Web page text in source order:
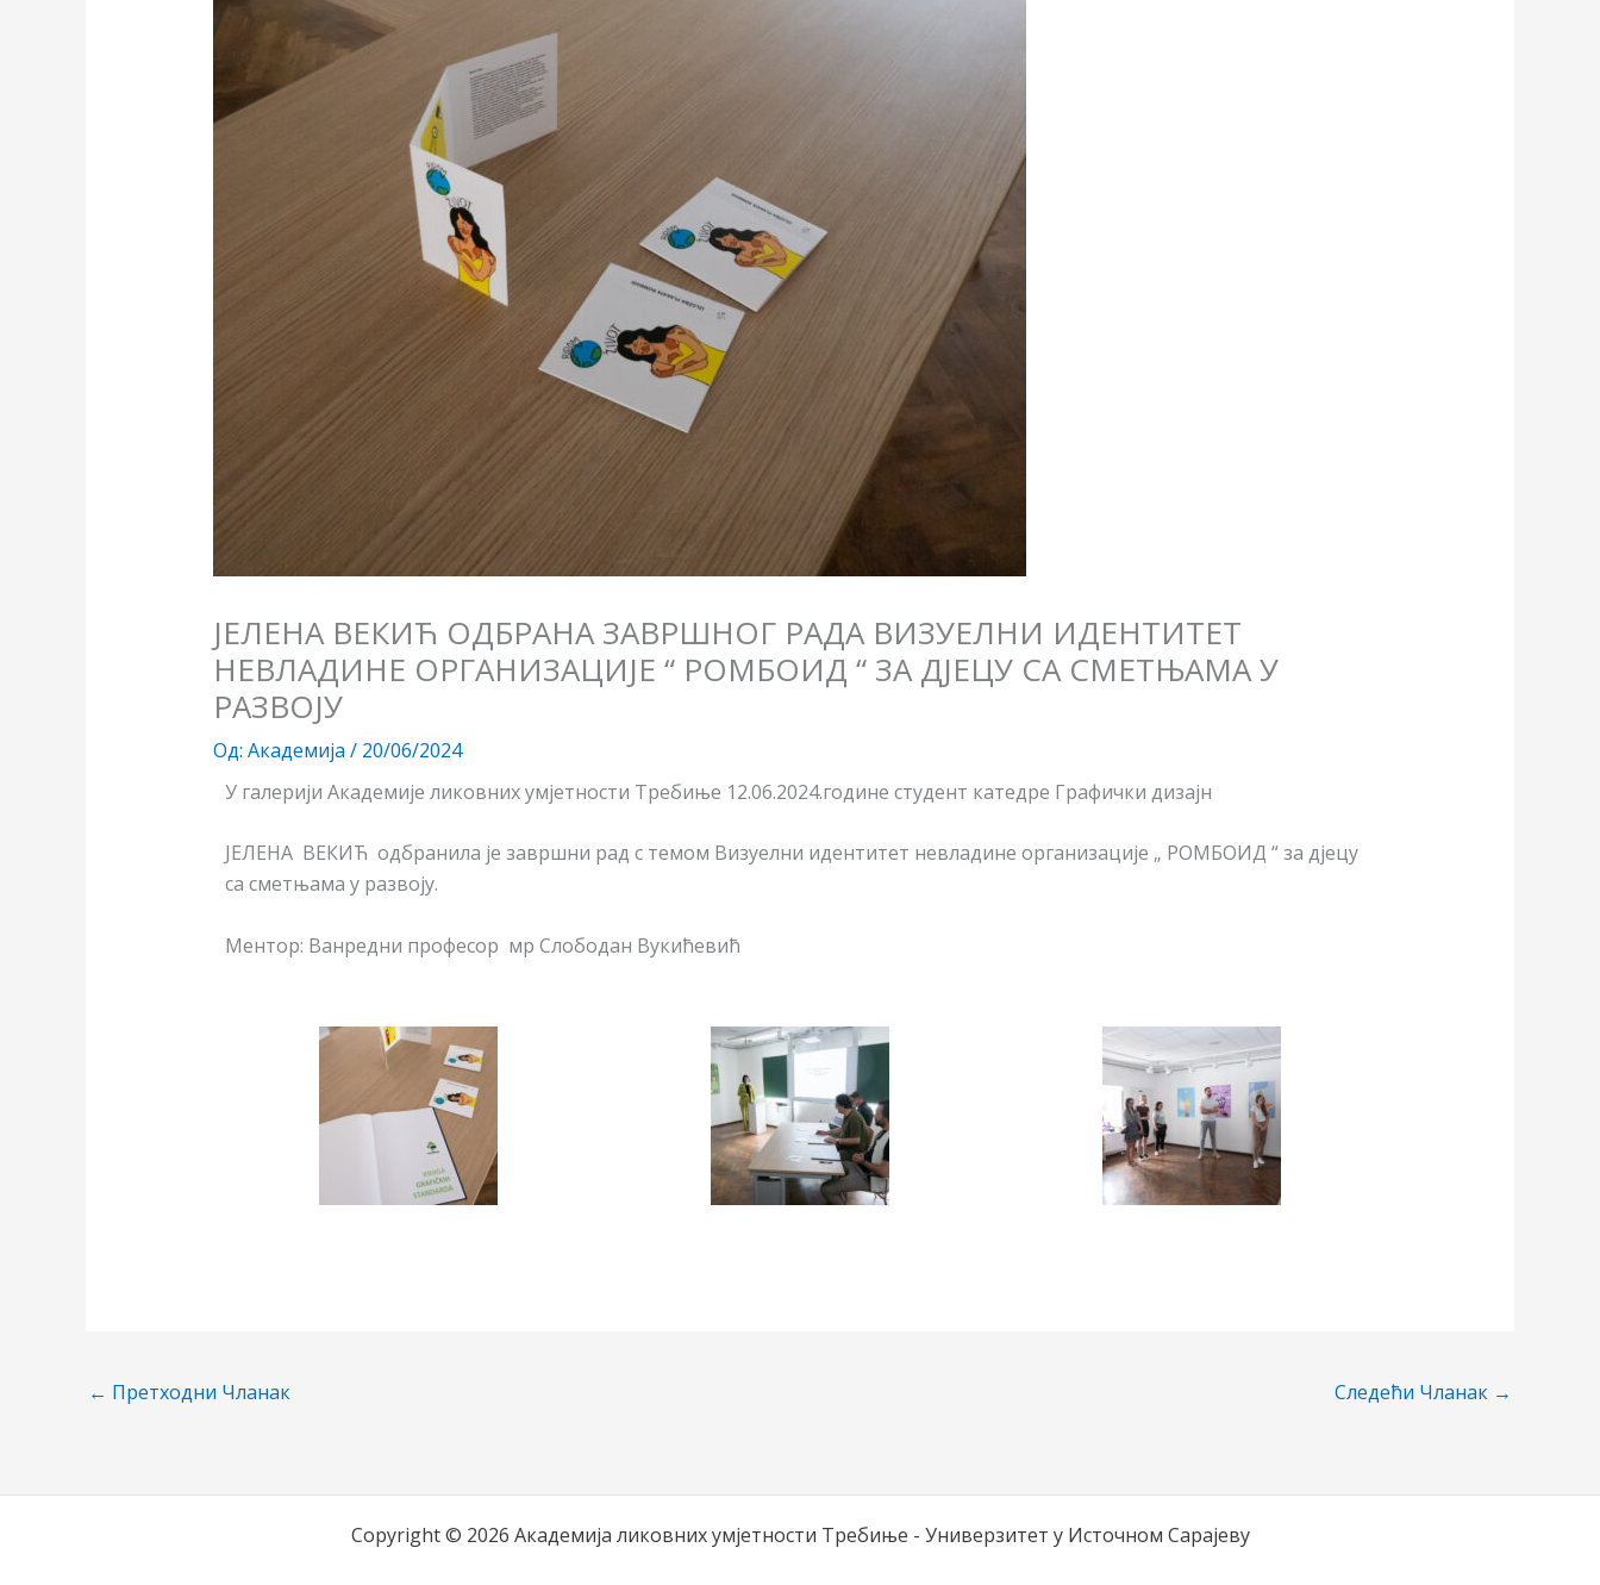
ЈЕЛЕНА ВЕКИЋ ОДБРАНА ЗАВРШНОГ РАДА ВИЗУЕЛНИ ИДЕНТИТЕТ
НЕВЛАДИНЕ ОРГАНИЗАЦИЈЕ “ РОМБОИД “ ЗА ДЈЕЦУ СА СМЕТЊАМА У
РАЗВОЈУ
Од: Академија / 20/06/2024
У галерији Академије ликовних умјетности Требиње 12.06.2024.године студент катедре Графички дизајн
ЈЕЛЕНА ВЕКИЋ одбранила је завршни рад с темом Визуелни идентитет невладине организације „ РОМБОИД “ за дјецу
са сметњама у развоју.
Ментор: Ванредни професор мр Слободан Вукићевић
← Претходни Чланак Следећи Чланак →
Copyright © 2026 Академија ликовних умјетности Требиње - Универзитет у Источном Сарајеву